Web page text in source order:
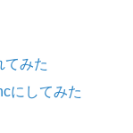
てみた
にしてみた